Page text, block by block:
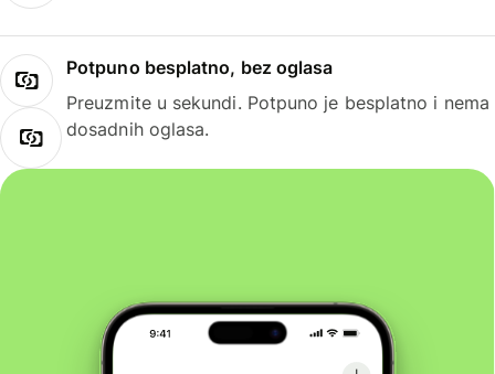
Potpuno besplatno, bez oglasa
Preuzmite u sekundi. Potpuno je besplatno i nema
dosadnih oglasa.